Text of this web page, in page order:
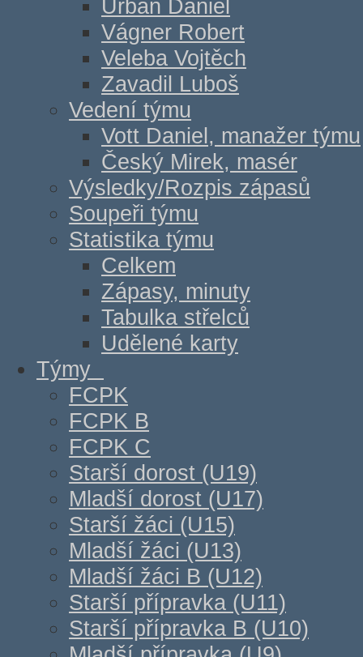
Urban Daniel
Vágner Robert
Veleba Vojtěch
Zavadil Luboš
Vedení týmu
Vott Daniel, manažer týmu
Český Mirek, masér
Výsledky/Rozpis zápasů
Soupeři týmu
Statistika týmu
Celkem
Zápasy, minuty
Tabulka střelců
Udělené karty
Týmy
FCPK
FCPK B
FCPK C
Starší dorost (U19)
Mladší dorost (U17)
Starší žáci (U15)
Mladší žáci (U13)
Mladší žáci B (U12)
Starší přípravka (U11)
Starší přípravka B (U10)